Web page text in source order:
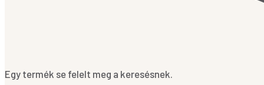
Egy termék se felelt meg a keresésnek.